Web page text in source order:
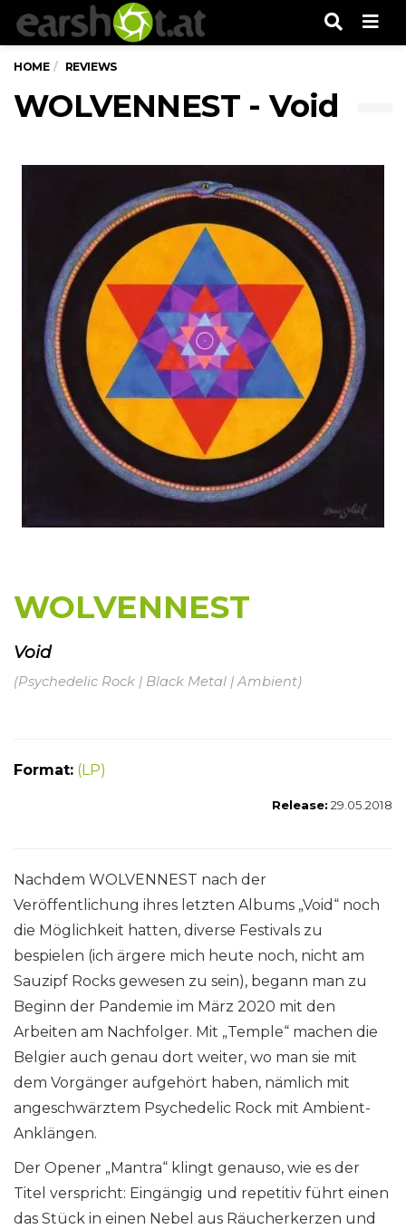
HOME REVIEWS
WOLVENNEST - Void
WOLVENNEST
Void
(Psychedelic Rock | Black Metal | Ambient)
Format: (LP)
Release: 29.05.2018
Nachdem WOLVENNEST nach der
Veröffentlichung ihres letzten Albums „Void“ noch
die Möglichkeit hatten, diverse Festivals zu
bespielen (ich ärgere mich heute noch, nicht am
Sauzipf Rocks gewesen zu sein), begann man zu
Beginn der Pandemie im März 2020 mit den
Arbeiten am Nachfolger. Mit „Temple“ machen die
Belgier auch genau dort weiter, wo man sie mit
dem Vorgänger aufgehört haben, nämlich mit
angeschwärztem Psychedelic Rock mit Ambient-
Anklängen.
Der Opener „Mantra“ klingt genauso, wie es der
Titel verspricht: Eingängig und repetitiv führt einen
das Stück in einen Nebel aus Räucherkerzen und